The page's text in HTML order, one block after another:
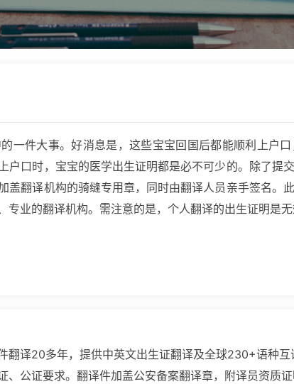
一件大事。好消息是，这些宝宝回国后都能顺利上户
户口时，宝宝的医学出生证明都是必不可少的。除了提
盖翻译机构的骑缝专用章，同时由翻译人员亲手签名。
专业的翻译机构。需注意的是，个人翻译的出生证明是
翻译20多年，提供中英文出生证翻译及全球230+语种
、公证要求。翻译件加盖公安备案翻译章，附译员资质